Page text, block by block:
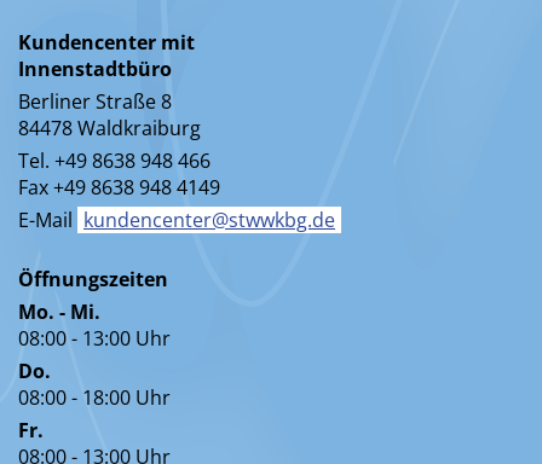
Kundencenter mit
Innenstadtbüro
Berliner Straße 8
84478 Waldkraiburg
Tel. +49 8638 948 466
Fax +49 8638 948 4149
E-Mail kundencenter@stwwkbg.de
Öffnungszeiten
Mo. - Mi.
08:00 - 13:00 Uhr
Do.
08:00 - 18:00 Uhr
Fr.
08:00 - 13:00 Uhr